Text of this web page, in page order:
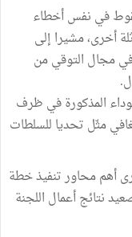
في نفس أخطاء
أخرى، مشيرا إلى
في مجال التوقي من
المذكورة في ظرف
مثّل تحديا للسلطات
أهم محاور تنفيذ خطة
نتائج أعمال اللجنة